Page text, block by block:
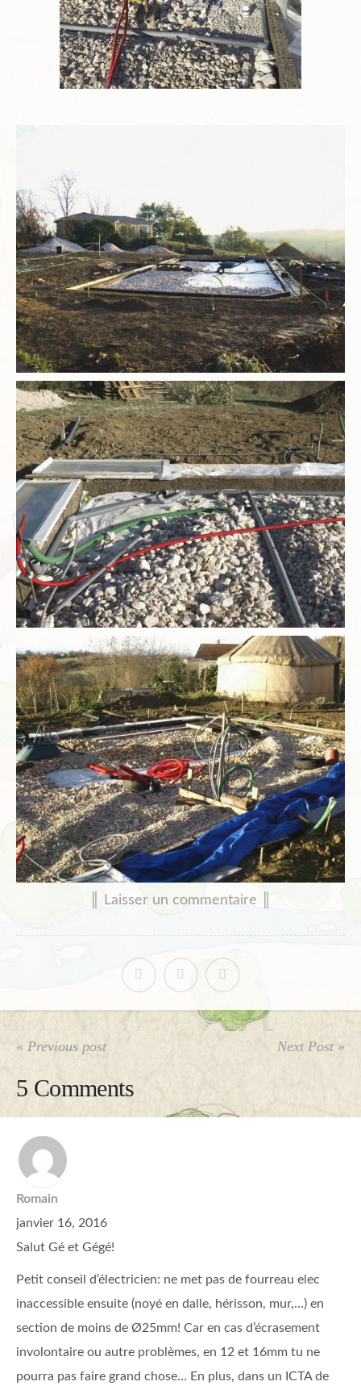
║ Laisser un commentaire ║
« Previous post Next Post »
5 Comments
Romain
janvier 16, 2016
Salut Gé et Gégé!
Petit conseil d’électricien: ne met pas de fourreau elec
inaccessible ensuite (noyé en dalle, hérisson, mur,…) en
section de moins de Ø25mm! Car en cas d’écrasement
involontaire ou autre problèmes, en 12 et 16mm tu ne
pourra pas faire grand chose… En plus, dans un ICTA de